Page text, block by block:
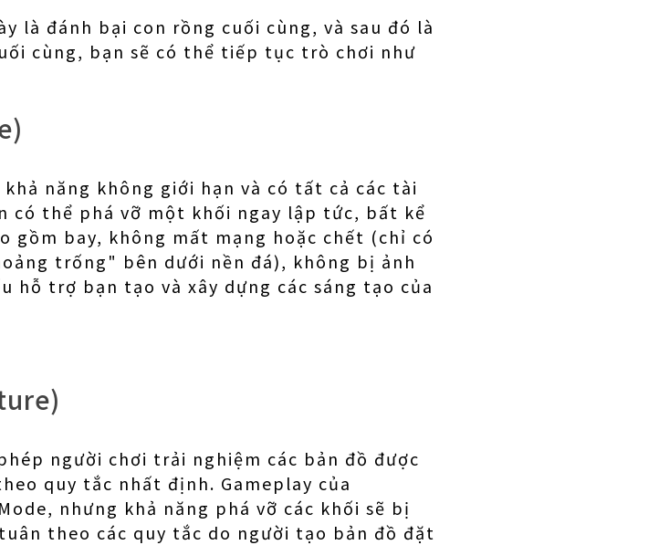
là đánh bại con rồng cuối cùng, và sau đó là
cùng, bạn sẽ có thể tiếp tục trò chơi như
năng không giới hạn và có tất cả các tài
có thể phá vỡ một khối ngay lập tức, bất kể
gồm bay, không mất mạng hoặc chết (chỉ có
trống" bên dưới nền đá), không bị ảnh
hỗ trợ bạn tạo và xây dựng các sáng tạo của
người chơi trải nghiệm các bản đồ được
quy tắc nhất định. Gameplay của
nhưng khả năng phá vỡ các khối sẽ bị
theo các quy tắc do người tạo bản đồ đặt